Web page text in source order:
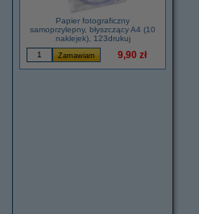
Papier fotograficzny
samoprzylepny, błyszczący A4 (10
naklejek), 123drukuj
9,90 zł